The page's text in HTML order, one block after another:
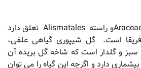
و راستهAlismatales تعلق دارد
است. گل شیپوری گیاهی علفی،
سبز و گلدار است که شاخه گل بریده آن
دارد و اگرچه این گیاه را می توان